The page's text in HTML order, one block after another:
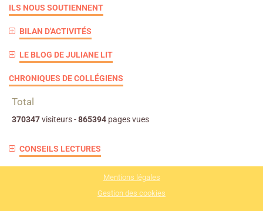
ILS NOUS SOUTIENNENT
BILAN D'ACTIVITÉS
LE BLOG DE JULIANE LIT
CHRONIQUES DE COLLÉGIENS
Total
370347visiteurs -865394 pages vues
CONSEILS LECTURES
Mentions légales
Gestion des cookies